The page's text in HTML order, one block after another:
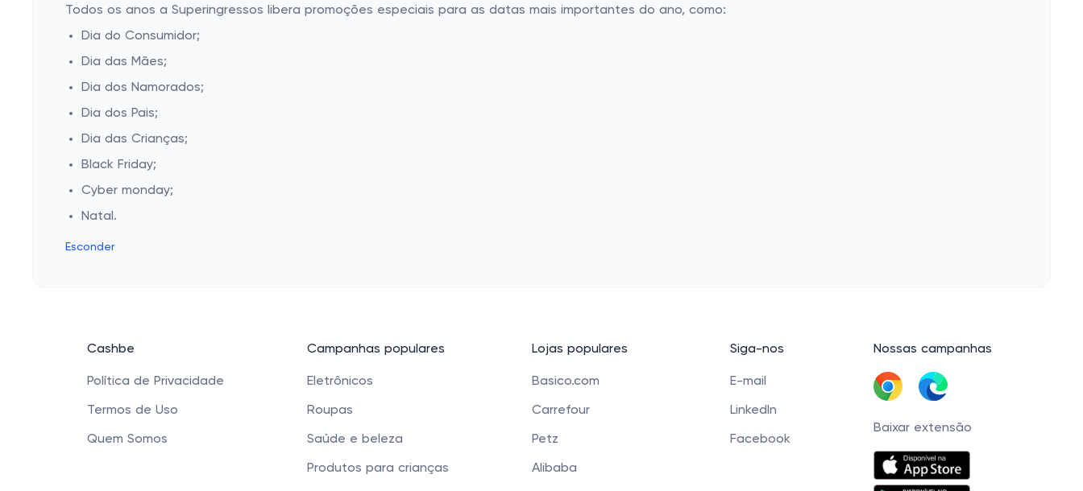
Todos os anos a Superingressos libera promoções especiais para as datas mais importantes do ano, como:
Dia do Consumidor;
Dia das Mães;
Dia dos Namorados;
Dia dos Pais;
Dia das Crianças;
Black Friday;
Cyber monday;
Natal.
Esconder
Cashbe
Política de Privacidade
Termos de Uso
Quem Somos
Campanhas populares
Eletrônicos
Roupas
Saúde e beleza
Produtos para crianças
Lojas populares
Basico.com
Carrefour
Petz
Alibaba
Siga-nos
E-mail
LinkedIn
Facebook
Nossas campanhas
Baixar extensão